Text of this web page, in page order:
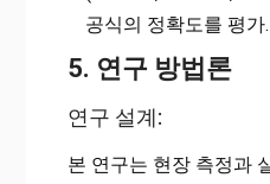
공식의 정확도를 평가.
5. 연구 방법론
연구 설계:
본 연구는 현장 측정과